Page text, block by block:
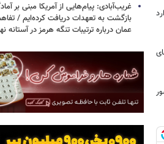
غریب‌آبادی: پیام‌هایی از آمریکا مبنی بر
بازگشت به تعهدات دریافت کرده‌ایم /
عمان درباره ترتیبات تنگه هرمز در آستانه